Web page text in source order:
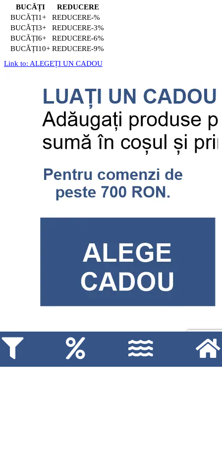
BUCĂȚI
REDUCERE
1+
-%
3+
-3%
6+
-6%
10+
-9%
Link to: ALEGEȚI UN CADOU